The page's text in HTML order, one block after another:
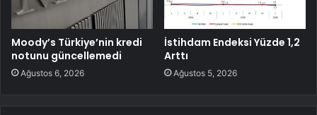
Moody’s Türkiye’nin kredi
notunu güncellemedi
Ağustos 6, 2026
İstihdam Endeksi Yüzde 1,2
Arttı
Ağustos 5, 2026